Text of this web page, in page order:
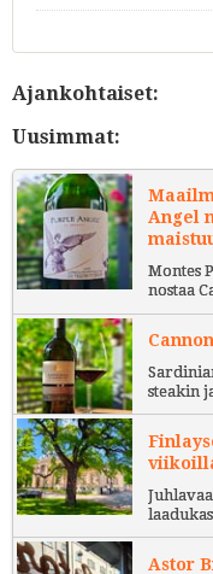
Ajankohtaiset:
Uusimmat:
Angel
Montes
nostaa
steakin
Astor